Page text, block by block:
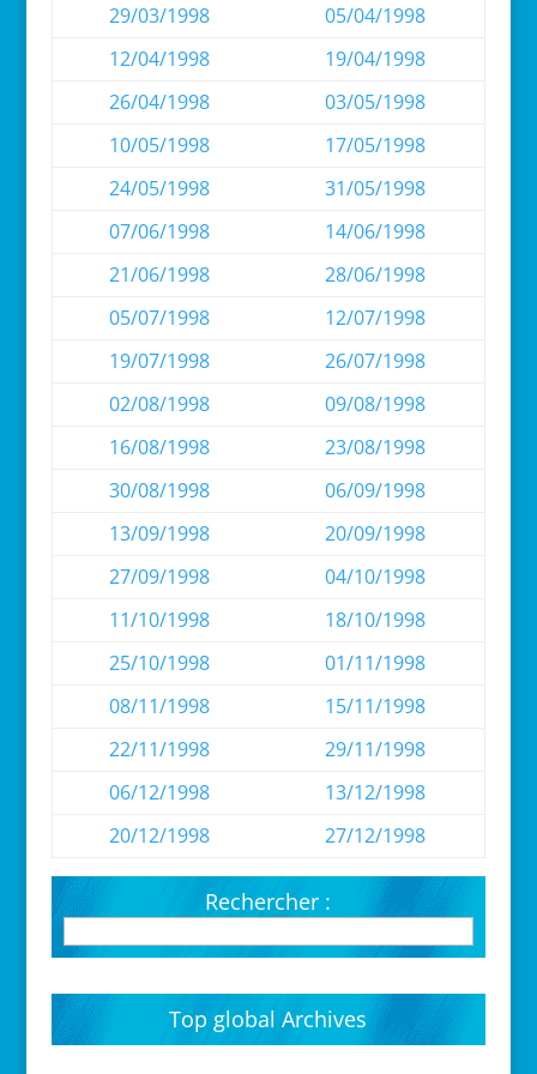
29/03/1998
05/04/1998
12/04/1998
19/04/1998
26/04/1998
03/05/1998
10/05/1998
17/05/1998
24/05/1998
31/05/1998
07/06/1998
14/06/1998
21/06/1998
28/06/1998
05/07/1998
12/07/1998
19/07/1998
26/07/1998
02/08/1998
09/08/1998
16/08/1998
23/08/1998
30/08/1998
06/09/1998
13/09/1998
20/09/1998
27/09/1998
04/10/1998
11/10/1998
18/10/1998
25/10/1998
01/11/1998
08/11/1998
15/11/1998
22/11/1998
29/11/1998
06/12/1998
13/12/1998
20/12/1998
27/12/1998
Rechercher :
Top global Archives